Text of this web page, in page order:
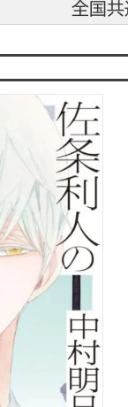
全国
クス
ガード
仙台店
名店
ト 相模大野
崎店
鶴間店
ィ店
ざわ書店
和店